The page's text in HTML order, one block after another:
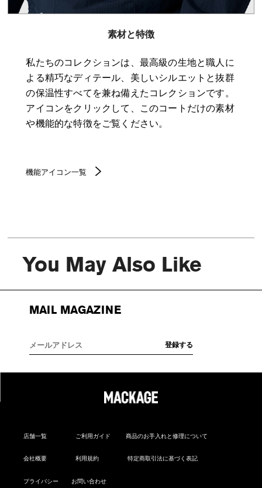
素材と特徴
私たちのコレクションは、最高級の生地と職人に
よる精巧なディテール、美しいシルエットと抜群
の保温性すべてを兼ね備えたコレクションです。
アイコンをクリックして、このコートだけの素材
や機能的な特徴をご覧ください。
機能アイコン一覧
You May Also Like
MAIL MAGAZINE
店舗一覧 ご利用ガイド 商品のお手入れと修理について
会社概要 利用規約 特定商取引法に基づく表記
プライバシー お問い合わせ